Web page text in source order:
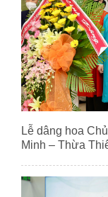
Lễ dâng hoa
Minh – Thừa